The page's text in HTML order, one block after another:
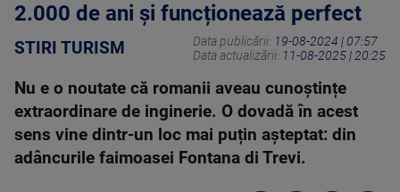
2.000 de ani și funcționează perfect
STIRI TURISM Data publicării: 19-08-2024 | 07:57
Data actualizării: 11-08-2025 | 20:25
Nu e o noutate că romanii aveau cunoștințe
extraordinare de inginerie. O dovadă în acest
sens vine dintr-un loc mai puțin așteptat: din
adâncurile faimoasei Fontana di Trevi.